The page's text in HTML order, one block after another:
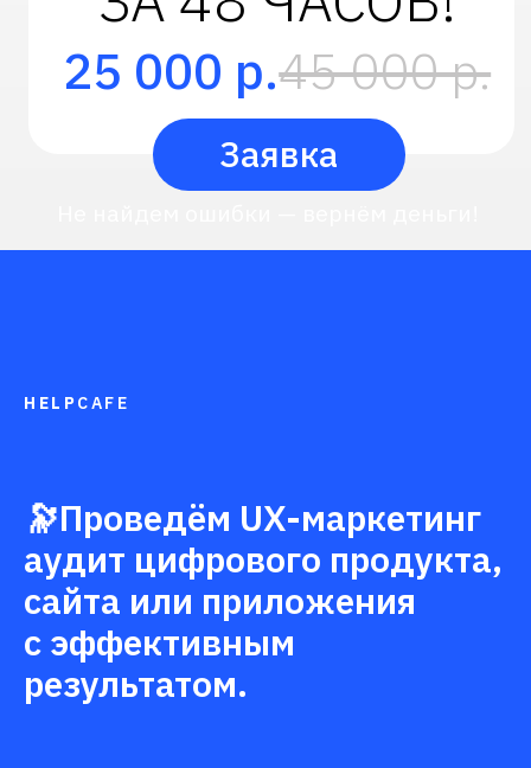
HELP CAFE
🔭Проведём UX-маркетинг
аудит цифрового продукта,
сайта или приложения
с эффективным
результатом.